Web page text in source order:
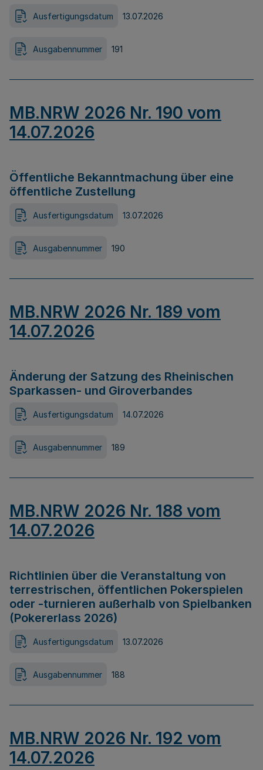
Ausfertigungsdatum 13.07.2026
Ausgabennummer 191
MB.NRW 2026 Nr. 190 vom
14.07.2026
Öffentliche Bekanntmachung über eine
öffentliche Zustellung
Ausfertigungsdatum 13.07.2026
Ausgabennummer 190
MB.NRW 2026 Nr. 189 vom
14.07.2026
Änderung der Satzung des Rheinischen
Sparkassen- und Giroverbandes
Ausfertigungsdatum 14.07.2026
Ausgabennummer 189
MB.NRW 2026 Nr. 188 vom
14.07.2026
Richtlinien über die Veranstaltung von
terrestrischen, öffentlichen Pokerspielen
oder -turnieren außerhalb von Spielbanken
(Pokererlass 2026)
Ausfertigungsdatum 13.07.2026
Ausgabennummer 188
MB.NRW 2026 Nr. 192 vom
14.07.2026